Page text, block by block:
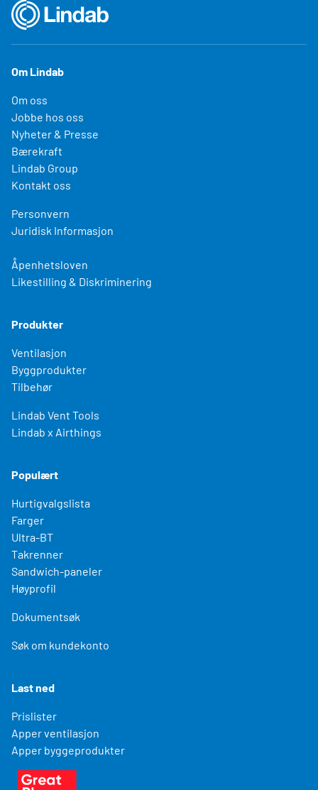
Om Lindab
Om oss
Jobbe hos oss
Nyheter & Presse
Bærekraft
Lindab Group
Kontakt oss
Personvern
Juridisk Informasjon
Åpenhetsloven
Likestilling & Diskriminering
Produkter
Ventilasjon
Byggprodukter
Tilbehør
Lindab Vent Tools
Lindab x Airthings
Populært
Hurtigvalgslista
Farger
Ultra-BT
Takrenner
Sandwich-paneler
Høyprofil
Dokumentsøk
Søk om kundekonto
Last ned
Prislister
Apper ventilasjon
Apper byggeprodukter